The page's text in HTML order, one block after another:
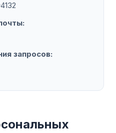
запросов: